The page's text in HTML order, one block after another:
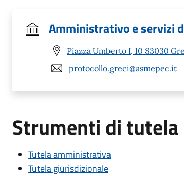
Amministrativo e servizi
Piazza Umberto I, 10 83030
protocollo.greci@asmepec.it
Strumenti di tutela
Tutela amministrativa
Tutela giurisdizionale